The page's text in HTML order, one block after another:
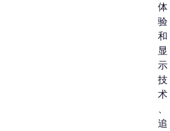
体
验
和
显
示
技
术
、
追